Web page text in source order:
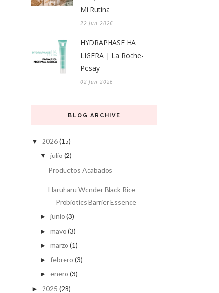
Mi Rutina
22 Jun 2026
HYDRAPHASE HA
LIGERA | La Roche-
Posay
02 Jun 2026
BLOG ARCHIVE
▼ 2026(15)
▼ julio (2)
Productos Acabados
Haruharu Wonder Black Rice
Probiotics Barrier Essence
► junio (3)
► mayo (3)
► marzo (1)
► febrero (3)
► enero (3)
► 2025 (28)